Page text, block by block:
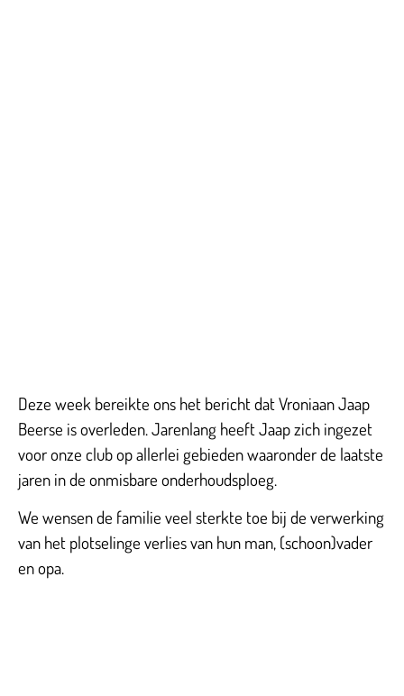
Deze week bereikte ons het bericht dat Vroniaan Jaap
Beerse is overleden. Jarenlang heeft Jaap zich ingezet
voor onze club op allerlei gebieden waaronder de laatste
jaren in de onmisbare onderhoudsploeg.
We wensen de familie veel sterkte toe bij de verwerking
van het plotselinge verlies van hun man, (schoon)vader
en opa.